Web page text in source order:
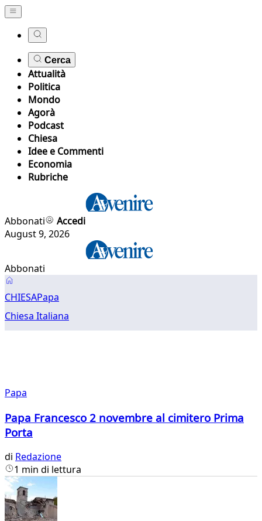
Cerca
Attualità
Politica
Mondo
Agorà
Podcast
Chiesa
Idee e Commenti
Economia
Rubriche
Abbonati
Accedi
August 9, 2026
Abbonati
Papa
CHIESAPapa
Chiesa Italiana
Papa
Papa Francesco 2 novembre al cimitero Prima
Porta
di Redazione
1 min di lettura